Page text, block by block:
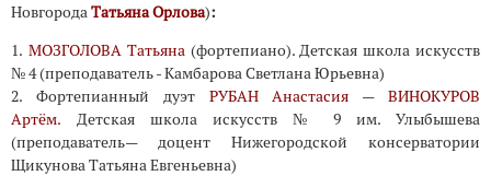
НовгородаТатьяна Орлова):
1. МОЗГОЛОВА Татьяна(фортепиано). Детская школа искусств
№ 4 (преподаватель - Камбарова Светлана Юрьевна)
2. Фортепианный дуэт РУБАН Анастасия —ВИНОКУРОВ
Артём. Детская школа искусств № 9 им. Улыбышева
(преподаватель— доцент Нижегородской консерватории
Щикунова Татьяна Евгеньевна)